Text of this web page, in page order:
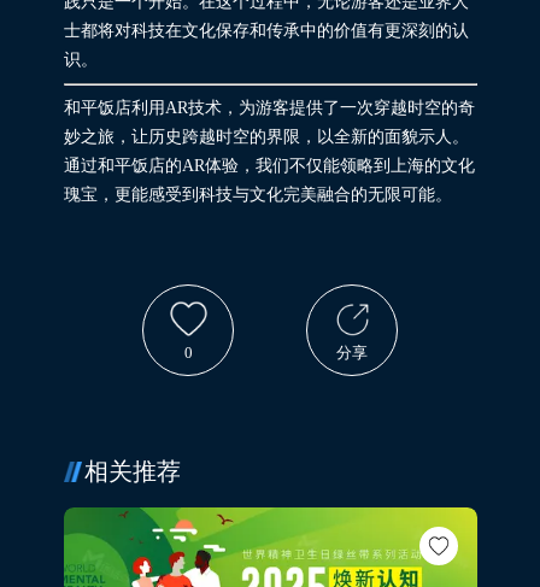
士都将对科技在文化保存和传承中的价值有更深刻的认
识。
和平饭店利用AR技术，为游客提供了一次穿越时空的奇
妙之旅，让历史跨越时空的界限，以全新的面貌示人。
通过和平饭店的AR体验，我们不仅能领略到上海的文化
瑰宝，更能感受到科技与文化完美融合的无限可能。
0 分享
相关推荐